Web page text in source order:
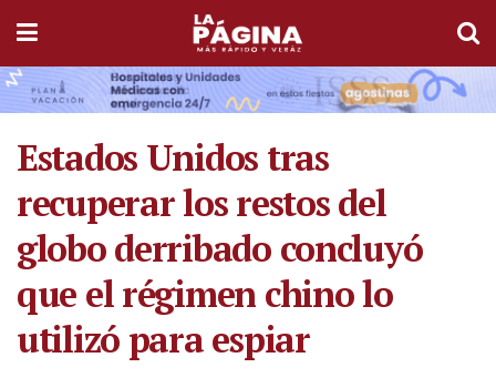
Estados Unidos tras
recuperar los restos del
globo derribado concluyó
que el régimen chino lo
utilizó para espiar